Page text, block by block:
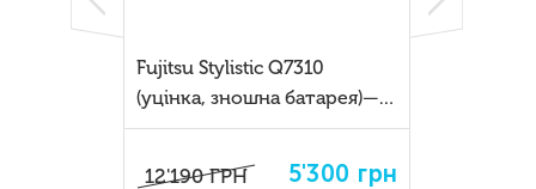
Fujitsu Stylistic Q7310
(уцінка, зношна батарея)—
бізнес-планшет 2-у-1 з Intel
12'190 ГРН 5'300 грн